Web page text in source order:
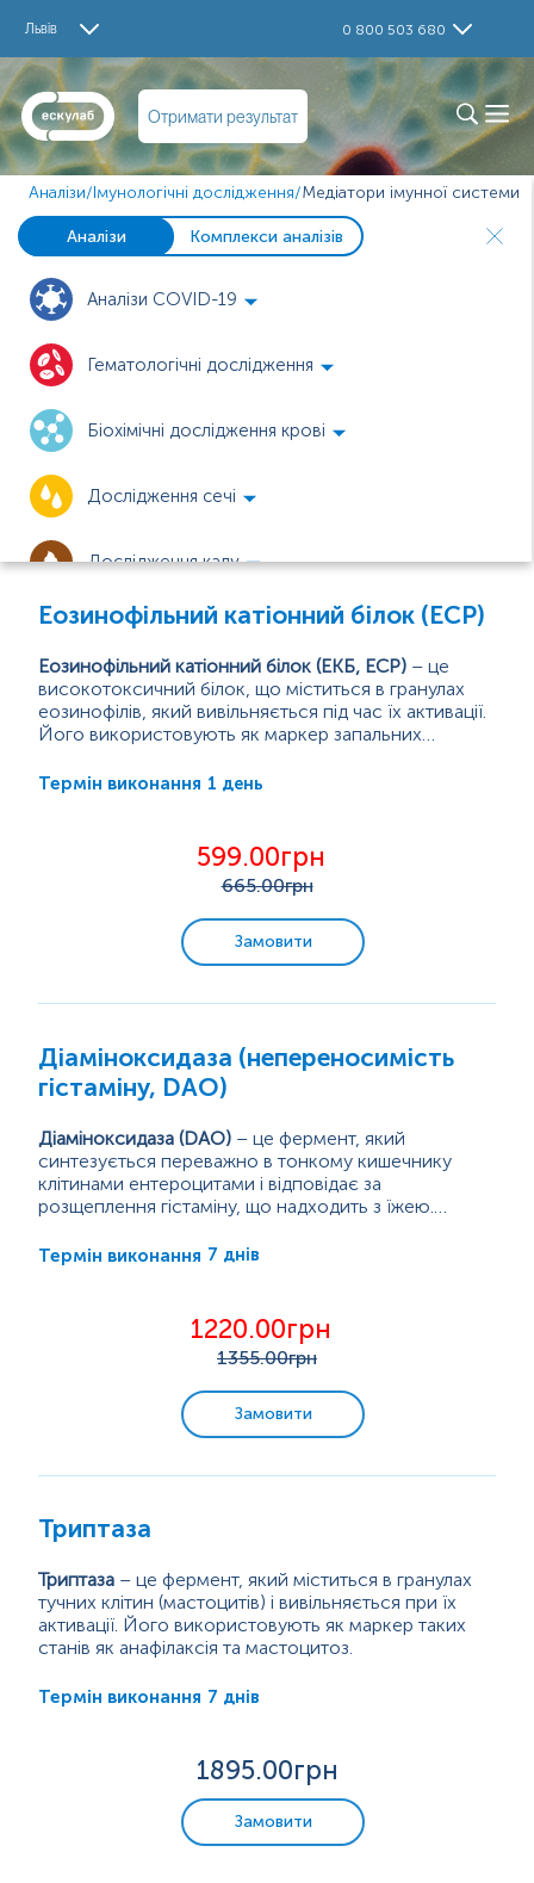
Львів 0 800 503 680
Отримати результат
Аналізи/Імунологічні дослідження/Медіатори імунної системи
Аналізи Комплекси аналізів
Аналізи COVID-19
Гематологічні дослідження
Біохімічні дослідження крові
Дослідження сечі
Дослідження калу
Дослідження сперми
Інфекційні захворювання
Імунологічні дослідження
Імуноглобуліни
Показники клітинного імунітету
Алергологічні дослідження
Маркери аутоімунних захворювань
Пренатальна діагностика. Моніторинг вагітності.
Онкомаркери
Мікробіологічна експрес-діагностика
Цитологічні дослідження
Гістологічні дослідження
Мікроелементи та важкі метали
Еозинофільний катіонний білок (ЕСР)
Еозинофільний катіонний білок (ЕКБ, ECP) – це
високотоксичний білок, що міститься в гранулах
еозинофілів, який вивільняється під час їх активації.
Його використовують як маркер запальних
захворюваннях.
противірусну дію, проте у високих концентраціях
Симптоми, при яких може бути підвищений ЕКБ:
задишка, кашель, відчуття стискання в...
Термін виконання 1 день
599.00грн
665.00грн
Замовити
Діаміноксидаза (непереносимість
гістаміну, DAO)
Діаміноксидаза (DAO) – це фермент, який
синтезується переважно в тонкому кишечнику
клітинами ентероцитами і відповідає за
розщеплення гістаміну, що надходить з їжею.
«харчового» гістаміну в організмі людини, що
(целіакія, виразковий коліт, гастроентерит тощо),
Термін виконання 7 днів
1220.00грн
1355.00грн
Замовити
Триптаза
Триптаза – це фермент, який міститься в гранулах
тучних клітин (мастоцитів) і вивільняється при їх
активації. Його використовують як маркер таких
станів як анафілаксія та мастоцитоз.
життя алергічна реакція, що виникає при
звуження дихальних шляхів (бронхоспазму) та
різкого падіння артеріального тиску.
Мастоцитоз — це група рідкісних...
Термін виконання 7 днів
1895.00грн
Замовити